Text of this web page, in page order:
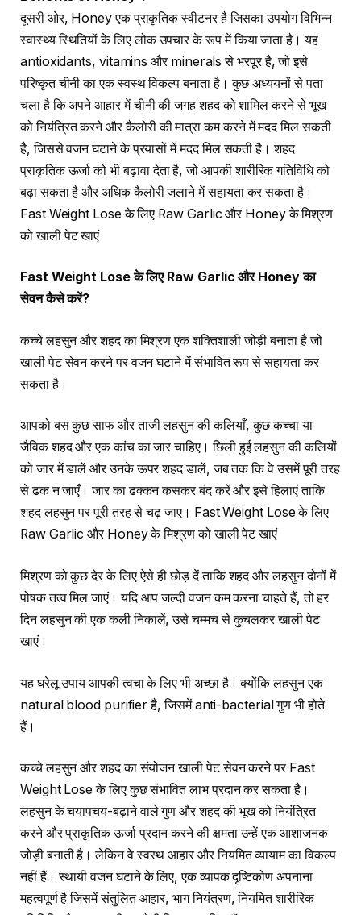
दूसरी ओर, Honey एक प्राकृतिक स्वीटनर है जिसका उपयोग विभिन्न
स्वास्थ्य स्थितियों के लिए लोक उपचार के रूप में किया जाता है। यह
antioxidants, vitamins और minerals से भरपूर है, जो इसे
परिष्कृत चीनी का एक स्वस्थ विकल्प बनाता है। कुछ अध्ययनों से पता
चला है कि अपने आहार में चीनी की जगह शहद को शामिल करने से भूख
को नियंत्रित करने और कैलोरी की मात्रा कम करने में मदद मिल सकती
है, जिससे वजन घटाने के प्रयासों में मदद मिल सकती है। शहद
प्राकृतिक ऊर्जा को भी बढ़ावा देता है, जो आपकी शारीरिक गतिविधि को
बढ़ा सकता है और अधिक कैलोरी जलाने में सहायता कर सकता है।
Fast Weight Lose के लिए Raw Garlic और Honey के मिश्रण
को खाली पेट खाएं
Fast Weight Loseके लिए Raw Garlicऔर Honeyका
सेवन कैसे करें?
कच्चे लहसुन और शहद का मिश्रण एक शक्तिशाली जोड़ी बनाता है जो
खाली पेट सेवन करने पर वजन घटाने में संभावित रूप से सहायता कर
सकता है।
आपको बस कुछ साफ और ताजी लहसुन की कलियाँ, कुछ कच्चा या
जैविक शहद और एक कांच का जार चाहिए। छिली हुई लहसुन की कलियों
को जार में डालें और उनके ऊपर शहद डालें, जब तक कि वे उसमें पूरी तरह
से ढक न जाएँ। जार का ढक्कन कसकर बंद करें और इसे हिलाएं ताकि
शहद लहसुन पर पूरी तरह से चढ़ जाए। Fast Weight Lose के लिए
Raw Garlic और Honey के मिश्रण को खाली पेट खाएं
मिश्रण को कुछ देर के लिए ऐसे ही छोड़ दें ताकि शहद और लहसुन दोनों में
पोषक तत्व मिल जाएं। यदि आप जल्दी वजन कम करना चाहते हैं, तो हर
दिन लहसुन की एक कली निकालें, उसे चम्मच से कुचलकर खाली पेट
खाएं।
यह घरेलू उपाय आपकी त्वचा के लिए भी अच्छा है। क्योंकि लहसुन एक
natural blood purifier है, जिसमें anti-bacterial गुण भी होते
हैं।
कच्चे लहसुन और शहद का संयोजन खाली पेट सेवन करने पर Fast
Weight Lose के लिए कुछ संभावित लाभ प्रदान कर सकता है।
लहसुन के चयापचय-बढ़ाने वाले गुण और शहद की भूख को नियंत्रित
करने और प्राकृतिक ऊर्जा प्रदान करने की क्षमता उन्हें एक आशाजनक
जोड़ी बनाती है। लेकिन वे स्वस्थ आहार और नियमित व्यायाम का विकल्प
नहीं हैं। स्थायी वजन घटाने के लिए, एक व्यापक दृष्टिकोण अपनाना
महत्वपूर्ण है जिसमें संतुलित आहार, भाग नियंत्रण, नियमित शारीरिक